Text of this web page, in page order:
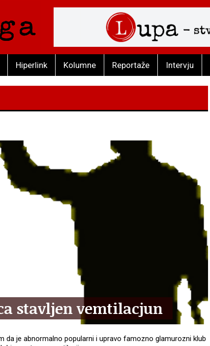
Hiperlink Kolumne Reportaže Intervju
stavljen vemtilacjun
da je abnormalno popularni i upravo famozno glamurozni klub